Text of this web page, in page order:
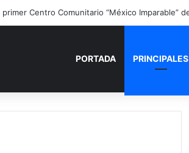
PORTADA PRINCIPALES